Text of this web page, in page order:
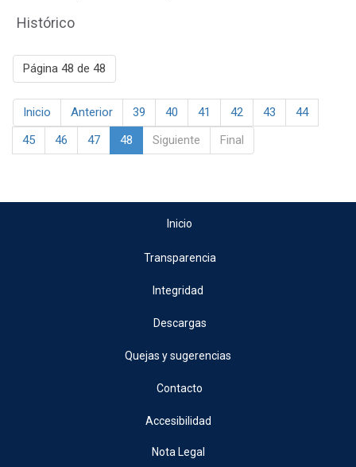
Histórico
Página 48 de 48
Inicio Anterior 39 40 41 42 43
44
45
46 47 48 Siguiente Final
Inicio
Transparencia
Integridad
Descargas
Quejas y sugerencias
Contacto
Accesibilidad
Nota Legal